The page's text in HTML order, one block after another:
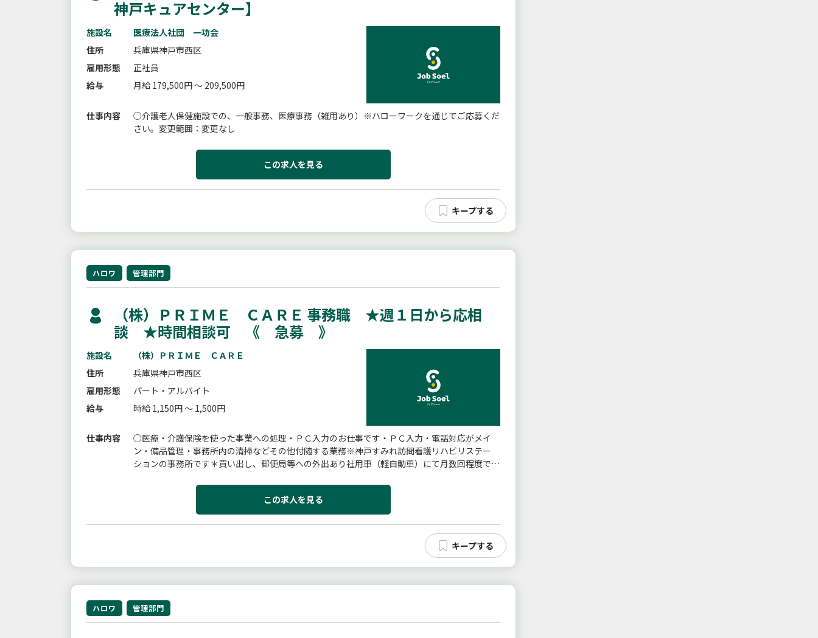
神戸キュアセンター】
施設名
医療法人社団 一功会
住所
兵庫県神戸市西区
雇用形態
正社員
給与
月給 179,500円 ～ 209,500円
仕事内容
○介護老人保健施設での、一般事務、医療事務（雑用あり）※ハローワークを通じてご応募くだ
さい。変更範囲：変更なし
この求人を見る
ハロワ 管理部門
（株）ＰＲＩＭＥ ＣＡＲＥ 事務職 ★週１日から応相
談 ★時間相談可 《 急募 》
施設名
（株）ＰＲＩＭＥ ＣＡＲＥ
住所
兵庫県神戸市西区
雇用形態
パート・アルバイト
給与
時給 1,150円 ～ 1,500円
仕事内容
○医療・介護保険を使った事業への処理・ＰＣ入力のお仕事です・ＰＣ入力・電話対応がメイ
ン・備品管理・事務所内の清掃などその他付随する業務※神戸すみれ訪問看護リハビリステー
ションの事務所です＊買い出し、郵便局等への外出あり社用車（軽自動車）にて月数回程度です
この求人を見る
ハロワ 管理部門